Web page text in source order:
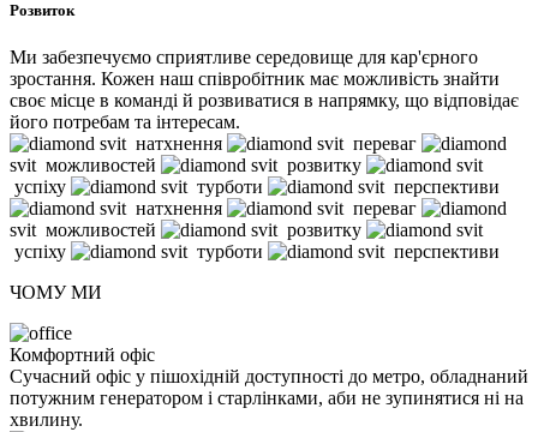
Розвиток
Ми забезпечуємо сприятливе середовище для кар'єрного
зростання. Кожен наш співробітник має можливість знайти
своє місце в команді й розвиватися в напрямку, що відповідає
його потребам та інтересам.
svit натхнення svit переваг
svit можливостей svit розвитку
svit
успіху
svit турботи svit перспективи
svit натхнення svit переваг
svit можливостей svit розвитку
svit
успіху
svit турботи svit перспективи
ЧОМУ МИ
Комфортний офіс
Сучасний офіс у пішохідній доступності до метро, обладнаний
потужним генератором і старлінками, аби не зупинятися ні на
хвилину.